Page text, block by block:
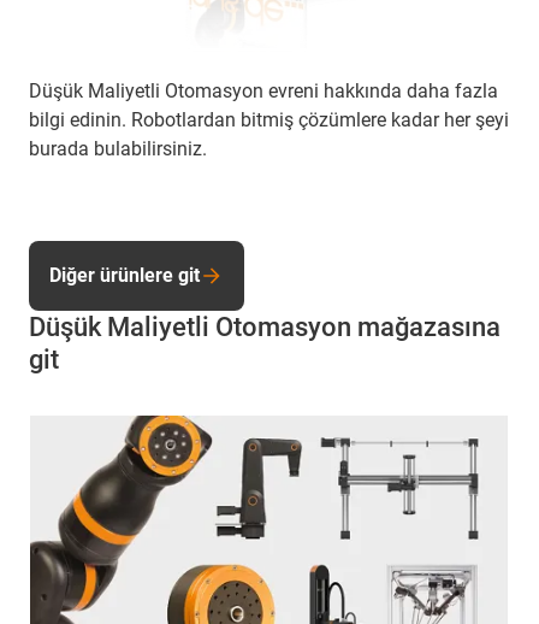
Düşük Maliyetli Otomasyon evreni hakkında daha fazla
bilgi edinin. Robotlardan bitmiş çözümlere kadar her şeyi
burada bulabilirsiniz.
Düşük Maliyetli Otomasyon mağazasına
git
Diğer ürünlere git